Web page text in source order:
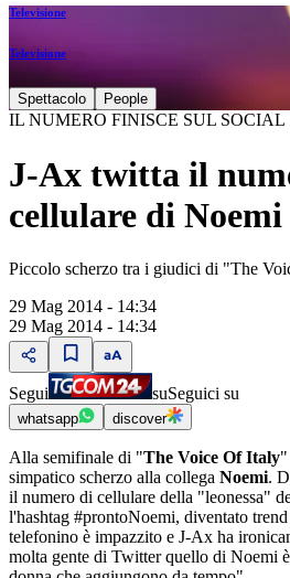
Televisione
Televisione
Spettacolo People
IL NUMERO FINISCE SUL SOCIAL
J-Ax twitta il
cellulare di Noemi
Piccolo scherzo tra i giudici di "The
29 Mag 2014 - 14:34
29 Mag 2014 - 14:34
Segui suSeguici su
whatsapp discover
Alla semifinale di "The Voice Of Italy"
simpatico scherzo alla collega Noemi.
il numero di cellulare della "leonessa"
l'hashtag #prontoNoemi, diventato
telefonino è impazzito e J-Ax ha
molta gente di Twitter quello di Noemi